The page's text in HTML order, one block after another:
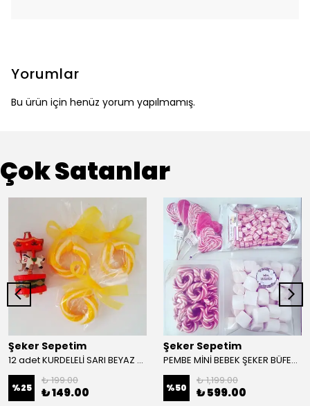
Yorumlar
Bu ürün için henüz yorum yapılmamış.
Çok Satanlar
Şeker Sepetim
12 adet KURDELELİ SARI BEYAZ HALKA ŞEKERİ
%25
₺ 199.00
₺ 149.00
Şeker Sepetim
PEMBE MİNİ BEBEK ŞEKER BÜFESİ 2
%50
₺ 1,199.00
₺ 599.00